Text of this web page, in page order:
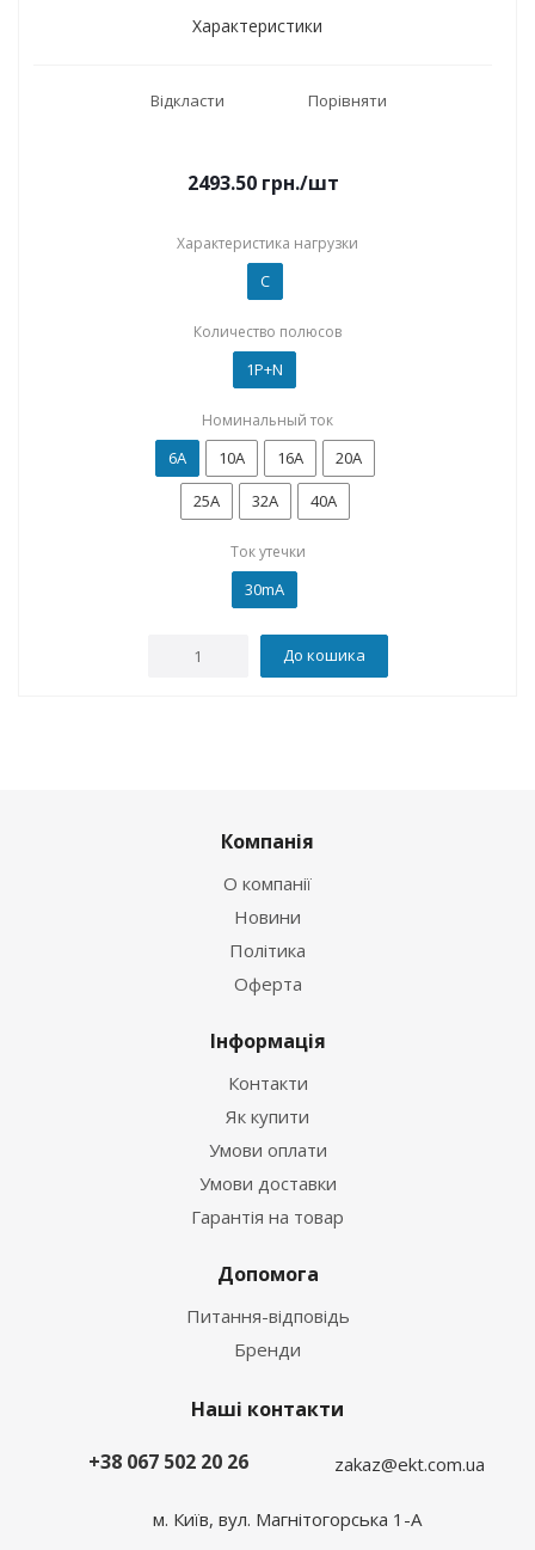
Характеристики
Відкласти Порівняти
2493.50 грн./шт
Характеристика нагрузки
C
Количество полюсов
1P+N
Номинальный ток
6А 10А 16А
20А
25А
32А 40А
Ток утечки
30mA
До кошика
Компанія
О компанії
Новини
Політика
Оферта
Інформація
Контакти
Як купити
Умови оплати
Умови доставки
Гарантія на товар
Допомога
Питання-відповідь
Бренди
Наші контакти
+38 067 502 20 26
zakaz@ekt.com.ua
м. Київ, вул. Магнітогорська 1-А